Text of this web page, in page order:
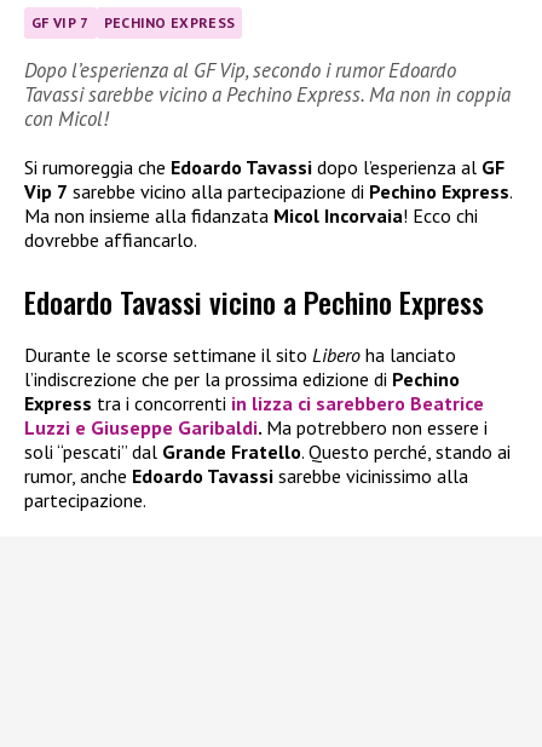
GF VIP 7 PECHINO EXPRESS
Dopo l’esperienza al GF Vip, secondo i rumor Edoardo
Tavassi sarebbe vicino a Pechino Express. Ma non in coppia
con Micol!
Si rumoreggia che Edoardo Tavassi dopo l’esperienza al GF
Vip 7 sarebbe vicino alla partecipazione di Pechino Express.
Ma non insieme alla fidanzata Micol Incorvaia! Ecco chi
dovrebbe affiancarlo.
Edoardo Tavassi vicino a Pechino Express
Durante le scorse settimane il sito Libero ha lanciato
l’indiscrezione che per la prossima edizione di Pechino
Express tra i concorrenti in lizza ci sarebbero Beatrice
Luzzi e Giuseppe Garibaldi. Ma potrebbero non essere i
soli “pescati” dal Grande Fratello. Questo perché, stando ai
rumor, anche Edoardo Tavassi sarebbe vicinissimo alla
partecipazione.